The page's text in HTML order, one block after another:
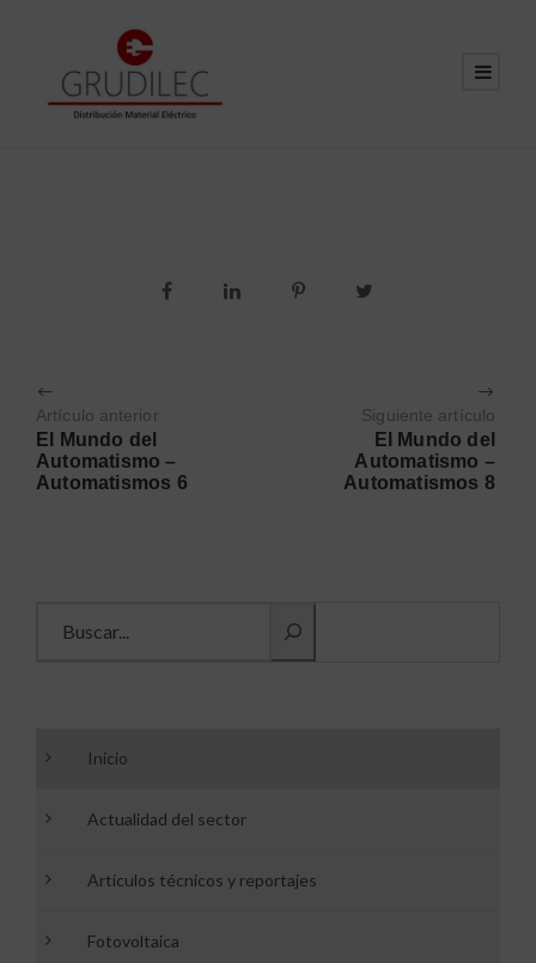
Artículo anterior
El Mundo del
Automatismo –
Automatismos 6
Siguiente artículo
El Mundo del
Automatismo –
Automatismos 8
Inicio
Actualidad del sector
Artículos técnicos y reportajes
Fotovoltaica